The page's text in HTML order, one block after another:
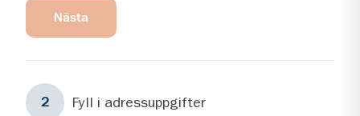
Nästa
2 Steg2
Fyll i adressuppgifter